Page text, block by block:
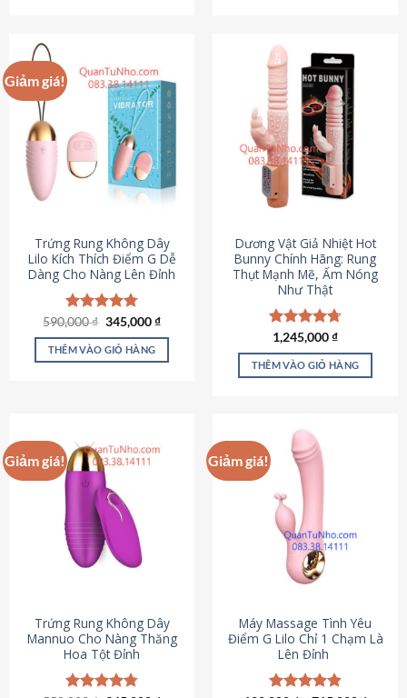
Giảm giá!
Trứng Rung Không Dây
Lilo Kích Thích Điểm G Dễ
Dàng Cho Nàng Lên Đỉnh
Được xếp
hạng4.79
5 sao
590,000₫ Giá
là:
590,000 ₫.
345,000₫Giá
tại
345,000 ₫.
THÊM VÀO GIỎ HÀNG
Dương Vật Giả Nhiệt Hot
Bunny Chính Hãng: Rung
Thụt Mạnh Mẽ, Ấm Nóng
Như Thật
Được xếp
hạng4.73
5 sao
1,245,000₫
THÊM VÀO GIỎ HÀNG
Giảm giá!
Trứng Rung Không Dây
Mannuo Cho Nàng Thăng
Hoa Tột Đỉnh
Giảm giá!
Máy Massage Tình Yêu
Điểm G Lilo Chỉ 1 Chạm Là
Lên Đỉnh